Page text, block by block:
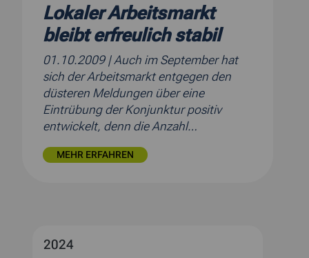
Lokaler Arbeitsmarkt
bleibt erfreulich stabil
01.10.2009 | Auch im September hat
sich der Arbeitsmarkt entgegen den
düsteren Meldungen über eine
Eintrübung der Konjunktur positiv
entwickelt, denn die Anzahl…
MEHR ERFAHREN
2024